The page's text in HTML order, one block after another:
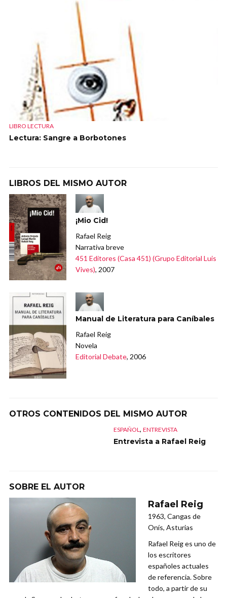
LIBRO LECTURA
Lectura: Sangre a Borbotones
LIBROS DEL MISMO AUTOR
¡Mio Cid!
Rafael Reig
Narrativa breve
451 Editores (Casa 451) (Grupo Editorial Luis
Vives), 2007
Manual de Literatura para Caníbales
Rafael Reig
Novela
Editorial Debate, 2006
OTROS CONTENIDOS DEL MISMO AUTOR
ESPAÑOL, ENTREVISTA
Entrevista a Rafael Reig
SOBRE EL AUTOR
Rafael Reig
1963, Cangas de
Onís, Asturias
Rafael Reig es uno de
los escritores
españoles actuales
de referencia. Sobre
todo, a partir de su